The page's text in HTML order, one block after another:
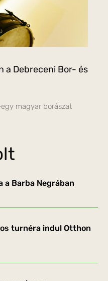
a Debreceni Bor- és
magyar borászat
a Barba Negrában
turnéra indul Otthon